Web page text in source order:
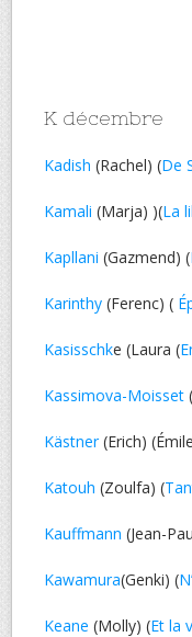
K décembre
Kadish (Rachel) (De
Kamali (Marja) )(La
Kapllani (Gazmend) (
Karinthy (Ferenc) (
Kasisschke (Laura (
Kassimova-Moisset
Kästner(Erich)
Katouh (Zoulfa) (
Kauffmann (Jean-
Kawamura(Genki) (
Keane (Molly) (Et la